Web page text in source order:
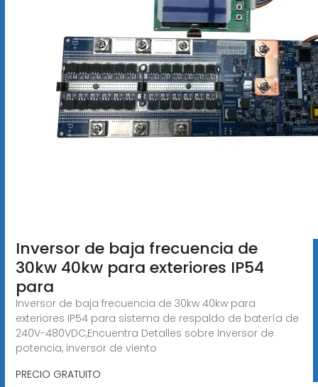
Inversor de baja frecuencia de
30kw 40kw para exteriores IP54
para
Inversor de baja frecuencia de 30kw 40kw para
exteriores IP54 para sistema de respaldo de batería de
240V-480VDC,Encuentra Detalles sobre Inversor de
potencia, inversor de viento
PRECIO GRATUITO